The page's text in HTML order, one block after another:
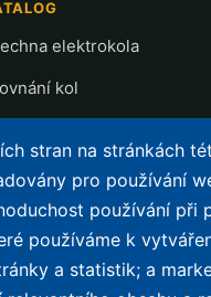
elektrokola
kol
motorů
stran na stránkách
pro používání
používání při
používáme k
a statistik; a